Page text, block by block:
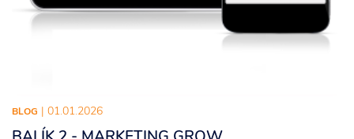
BLOG | 01.01.2026